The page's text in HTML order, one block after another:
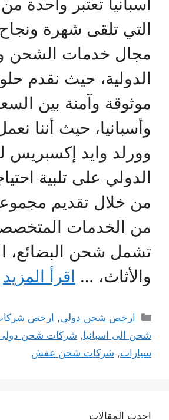
اسبانيا تعتبر واحدة
التي تلقى شهرة
مجال خدمات الشحن
الدولية، حيث نقدم
موثوقة وآمنة بين
وأسبانيا، حيث أننا
وورلد وايد إكسبريس
الدولي على تلبية
من خلال تقديم
من الخدمات
تشمل شحن البضائع،
والأثاث، … اقرأ المزيد
التصنيفات
ارخص شحن دولى, ارخص
شحن الى اسبانيا, شركات شحن
سيارات, شركات شحن عفش
احدث المقالات